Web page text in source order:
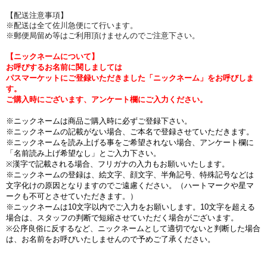
【配送注意事項】
※配送は全て佐川急便にて行います。
※郵便局留め等はご利用頂けませんのでご注意下さい。
【ニックネームについて】
お呼びするお名前に関しましては
パスマーケットにご登録いただきました「ニックネーム」をお呼びしま
す。
ご購入時にございます、アンケート欄にご入力ください。
※ニックネームは商品ご購入時に必ずご登録下さい。
※ニックネームの記載がない場合、ご本名で登録させていただきます。
※ニックネームを読み上げる事をご希望されない場合、アンケート欄に
「名前読み上げ希望なし」とご入力下さい。
※漢字で記載される場合、フリガナの入力もお願いいたします。
※ニックネームの登録は、絵文字、顔文字、半角記号、特殊記号などは
文字化けの原因となりますのでご遠慮ください。（ハートマークや星マ
ークも不可とさせていただきます。）
※ニックネームは10文字以内でご入力をお願いします。10文字を超える
場合は、スタッフの判断で短縮させていただく場合がございます。
※公序良俗に反するなど、ニックネームとして適切でないと判断した場合
は、お名前をお呼びいたしませんので予めご了承ください。